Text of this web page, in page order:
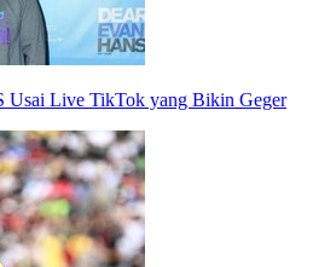
Usai Live TikTok yang Bikin Geger